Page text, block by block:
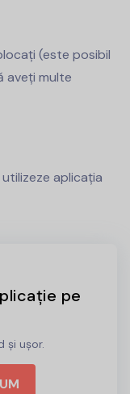
(este posibil
aveți multe
aplicația
pe
și ușor.